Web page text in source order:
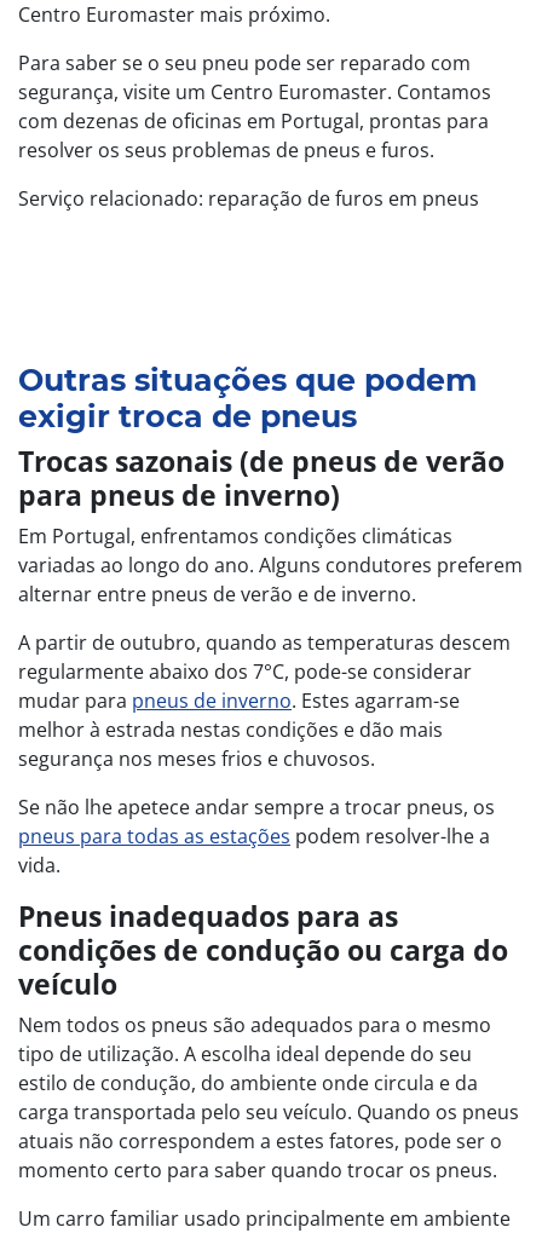
Centro Euromaster mais próximo.
Para saber se o seu pneu pode ser reparado com
segurança, visite um Centro Euromaster. Contamos
com dezenas de oficinas em Portugal, prontas para
resolver os seus problemas de pneus e furos.
Serviço relacionado: reparação de furos em pneus
Outras situações que podem
exigir troca de pneus
Trocas sazonais (de pneus de verão
para pneus de inverno)
Em Portugal, enfrentamos condições climáticas
variadas ao longo do ano. Alguns condutores preferem
alternar entre pneus de verão e de inverno.
A partir de outubro, quando as temperaturas descem
regularmente abaixo dos 7°C, pode-se considerar
mudar para pneus de inverno. Estes agarram-se
melhor à estrada nestas condições e dão mais
segurança nos meses frios e chuvosos.
Se não lhe apetece andar sempre a trocar pneus, os
pneus para todas as estações podem resolver-lhe a
vida.
Pneus inadequados para as
condições de condução ou carga do
veículo
Nem todos os pneus são adequados para o mesmo
tipo de utilização. A escolha ideal depende do seu
estilo de condução, do ambiente onde circula e da
carga transportada pelo seu veículo. Quando os pneus
atuais não correspondem a estes fatores, pode ser o
momento certo para saber quando trocar os pneus.
Um carro familiar usado principalmente em ambiente